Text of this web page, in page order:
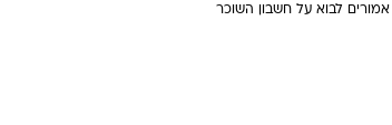
לבוא על חשבון השוכר